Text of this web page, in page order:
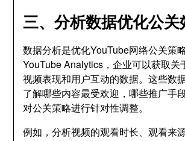
三、分析数据优化公关
数据分析是优化YouTube网络公关策
YouTube Analytics，企业可以获取关
视频表现和用户互动的数据。这些数
了解哪些内容最受欢迎，哪些推广手
对公关策略进行针对性调整。
例如，分析视频的观看时长、观看来